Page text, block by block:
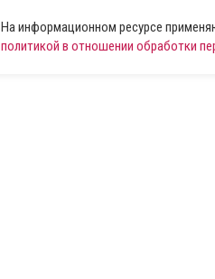
На информационном ресурсе
политикой в отношении обработки